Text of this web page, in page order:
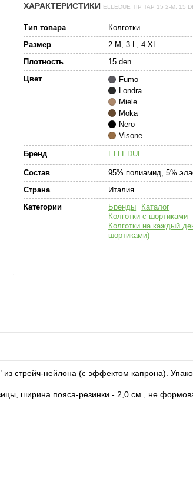
ХАРАКТЕРИСТИКИ ELLEDUE TIP TAP 15 2-M, 15
Тип товара
Колготки
Размер
2-M, 3-L, 4-XL
Плотность
15 den
Цвет
Fumo
Londra
Miele
Moka
Nero
Visone
Бренд ELLEDUE
Состав
95% полиамид, 5%
Страна
Италия
Категории
Бренды
Каталог
Колготки с шортиками
Колготки на каждый
шортиками)
стрейч-нейлона (с эффектом капрона).
ширина пояса-резинки - 2,0 см., не